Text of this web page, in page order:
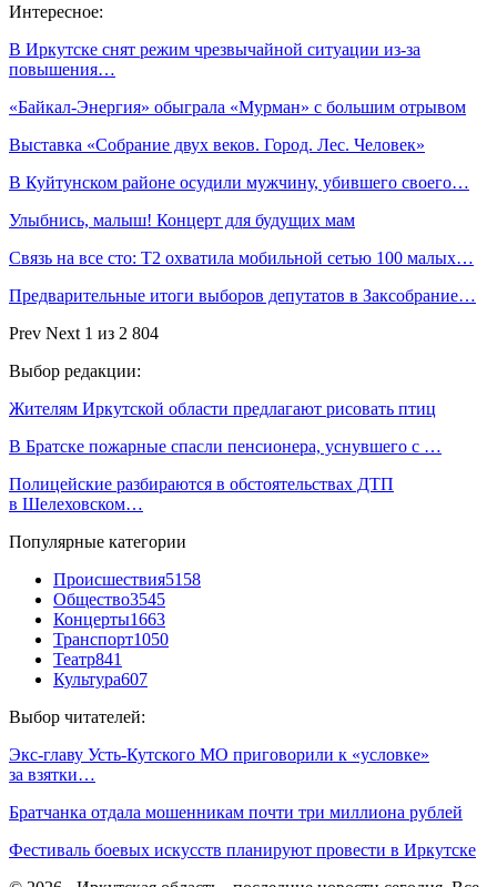
Интересное:
В Иркутске снят режим чрезвычайной ситуации из-за
повышения…
«Байкал-Энергия» обыграла «Мурман» с большим отрывом
Выставка «Собрание двух веков. Город. Лес. Человек»
В Куйтунском районе осудили мужчину, убившего своего…
Улыбнись, малыш! Концерт для будущих мам
Связь на все сто: Т2 охватила мобильной сетью 100 малых…
Предварительные итоги выборов депутатов в Заксобрание…
Prev Next 1 из 2 804
Выбор редакции:
Жителям Иркутской области предлагают рисовать птиц
В Братске пожарные спасли пенсионера, уснувшего с …
Полицейские разбираются в обстоятельствах ДТП
в Шелеховском…
Популярные категории
Происшествия5158
Общество3545
Концерты1663
Транспорт1050
Театр841
Культура607
Выбор читателей:
Экс-главу Усть-Кутского МО приговорили к «условке»
за взятки…
Братчанка отдала мошенникам почти три миллиона рублей
Фестиваль боевых искусств планируют провести в Иркутске